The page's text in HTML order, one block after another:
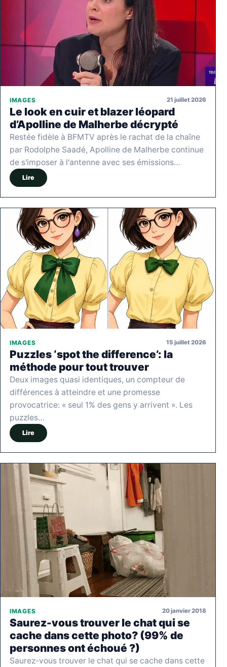
IMAGES 21 juillet 2026
Le look en cuir et blazer léopard
d’Apolline de Malherbe décrypté
Restée fidèle à BFMTV après le rachat de la chaîne
par Rodolphe Saadé, Apolline de Malherbe continue
de s'imposer à l'antenne avec ses émissions…
Lire
IMAGES 15 juillet 2026
Puzzles ‘spot the difference’: la
méthode pour tout trouver
Deux images quasi identiques, un compteur de
différences à atteindre et une promesse
provocatrice: « seul 1% des gens y arrivent ». Les
puzzles…
Lire
IMAGES 20 janvier 2018
Saurez-vous trouver le chat qui se
cache dans cette photo? (99% de
personnes ont échoué ?)
Saurez-vous trouver le chat qui se cache dans cette